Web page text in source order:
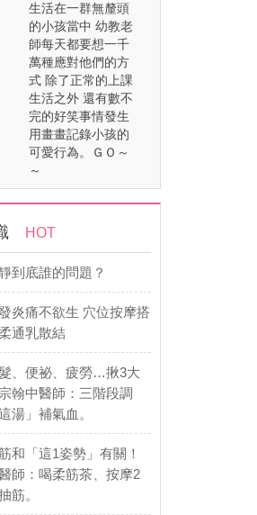
生活在一群無釐頭
的小孩當中 幼教老
師每天都要想一千
萬種應對他們的方
式 除了正常的上課
生活之外 還有數不
完的好笑事情發生
用畫畫記錄小孩的
可愛行為。ＧＯ～
～
HOT
到底誰的問題？
炎痛不欲生 穴位按摩搭
通乳散結
、便祕、疲勞…揪3大
翰中醫師：三階段調
湯」補氣血。
和「這1姿勢」有關！
師：喝柔筋茶、按摩2
筋。